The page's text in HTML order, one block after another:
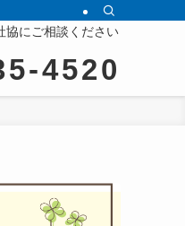
協にご相談ください
4520